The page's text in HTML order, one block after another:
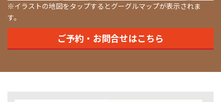
※イラストの地図をタップするとグーグルマップが表示されま
す。
ご予約・お問合せはこちら